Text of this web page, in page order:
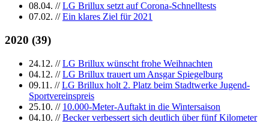
08.04. //LG Brillux setzt auf Corona-Schnelltests
07.02. //Ein klares Ziel für 2021
2020 (39)
24.12. //LG Brillux wünscht frohe Weihnachten
04.12. //LG Brillux trauert um Ansgar Spiegelburg
09.11. //LG Brillux holt 2. Platz beim Stadtwerke Jugend-
Sportvereinspreis
25.10. // 10.000-Meter-Auftakt in die Wintersaison
04.10. //Becker verbessert sich deutlich über fünf Kilometer